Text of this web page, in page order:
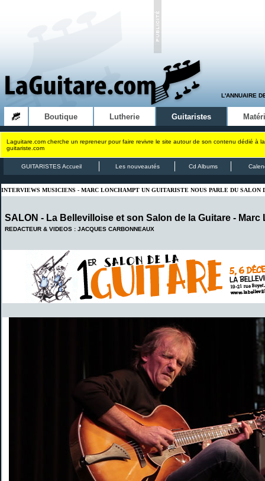
L'ANNUAIRE
Boutique Lutherie Guitaristes
Laguitare.com cherche un repreneur pour faire revivre le site autour de son contenu dédié à
guitariste.com
GUITARISTES Accueil Les nouveautés Cd Albums
INTERVIEWS MUSICIENS - MARC LONCHAMPT UN GUITARISTE NOUS PARLE DU
SALON - La Bellevilloise et son Salon de la Guitare - Marc
REDACTEUR & VIDEOS : JACQUES CARBONNEAUX